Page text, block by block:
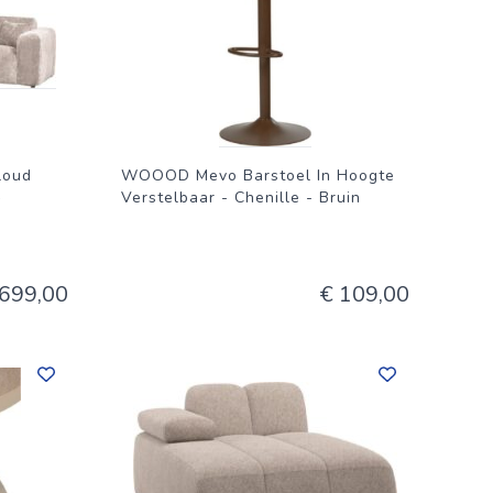
metaal
WOOOD Mevo Barstoel In Hoogte
Verstelbaar - Chenille - Bruin
€ 109,00